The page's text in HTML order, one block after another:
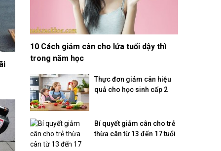
10 Cách giảm cân cho lứa tuổi dậy thì
trong năm học
Thực đơn giảm cân hiệu
quả cho học sinh cấp 2
Bí quyết giảm cân cho trẻ
thừa cân từ 13 đến 17 tuổi